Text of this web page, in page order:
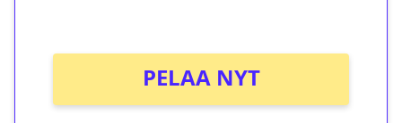
PELAA NYT